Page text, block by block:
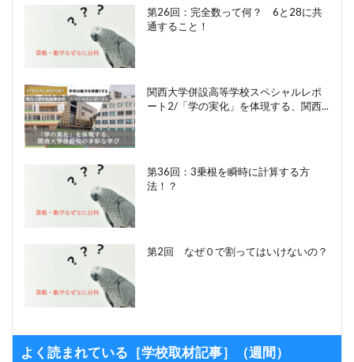
第26回：完全数って何？ 6と28に共
通すること！
関西大学併設高等学校スペシャルレポ
ート2/「学の実化」を体現する、関西...
第36回：3乗根を瞬時に計算する方
法！？
第2回 なぜ０で割ってはいけないの？
よく読まれている［学校取材記事］（週間）